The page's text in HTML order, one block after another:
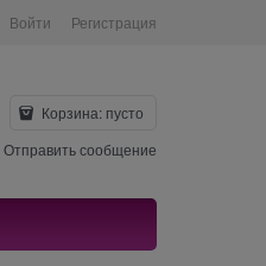
Войти Регистрация
Корзина: пусто
Отправить сообщение